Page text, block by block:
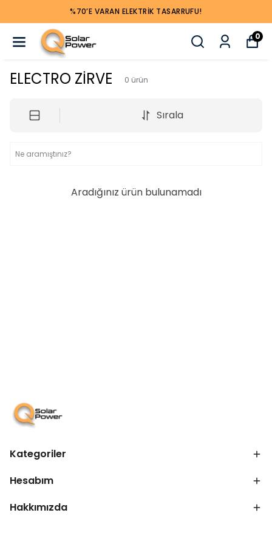
%70’E VARAN ELEKTRIK TASARRUFU!
0
ELECTRO ZİRVE 0 ürün
Sırala
Aradığınız ürün bulunamadı
Kategoriler
Hesabım
Hakkımızda